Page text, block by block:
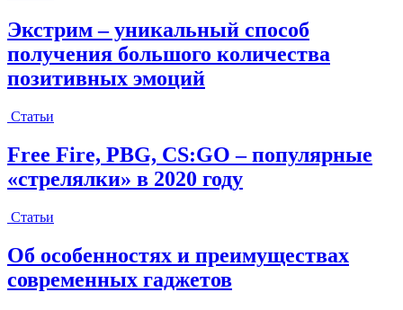
Экстрим – уникальный способ
получения большого количества
позитивных эмоций
Статьи
Free Fire, PBG, CS:GO – популярные
«стрелялки» в 2020 году
Статьи
Об особенностях и преимуществах
современных гаджетов